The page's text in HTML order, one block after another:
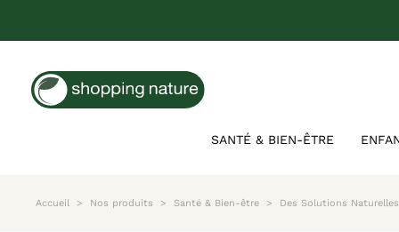
SANTÉ & BIEN-ÊTRE
Accueil Nos produits Santé & Bien-être Des Solutions